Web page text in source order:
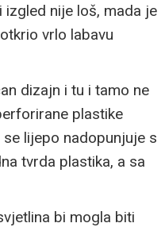
nije loš, mada je
vrlo labavu
dizajn i tu i tamo ne
plastike
lijepo nadopunjuje s
tvrda plastika, a sa
bi mogla biti